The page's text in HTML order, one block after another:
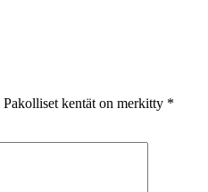
Pakolliset kentät on merkitty *